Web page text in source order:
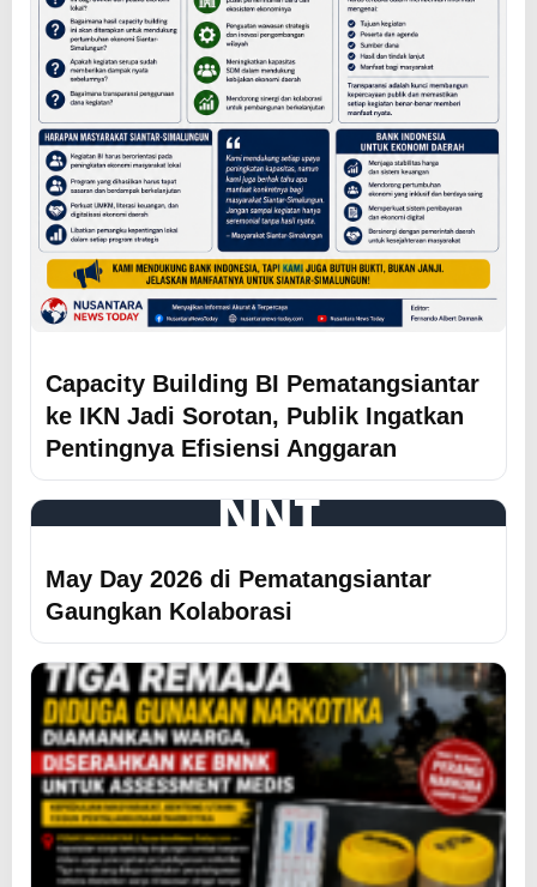
Capacity Building BI Pematangsiantar
ke IKN Jadi Sorotan, Publik Ingatkan
Pentingnya Efisiensi Anggaran
NNT
May Day 2026 di Pematangsiantar
Gaungkan Kolaborasi